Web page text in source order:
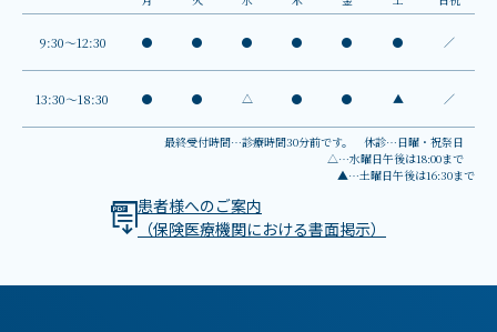
妊娠中または妊娠の可能性のある方は検査を受けられないことがあります。
○審美治療・セラミック治療
・審美治療としてセラミック治療を行なう場合、自費（保険適用外）での診
・事前に根管治療（神経の処置）やコア（土台）の処置が必要となることが
・治療では歯を削ることがあります。また、知覚過敏を発症することがあり
・抜髄（神経の処置）や抜歯が必要になることがあります。
9:30～12:30 ● ● ● ● ● ● ／
13:30～18:30 ● ● △ ● ● ▲ ／
最終受付時間…診療時間30分前です。 休診…日曜・祝祭日
△…水曜日午後は18:00まで
▲…土曜日午後は16:30まで
患者様へのご案内
（保険医療機関における書面掲示）